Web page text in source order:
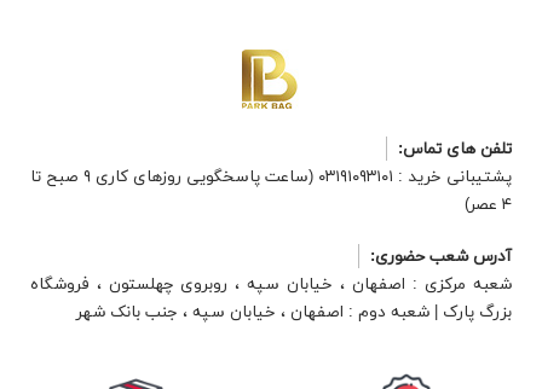
تلفن های تماس:
پشتیبانی خرید : ۰۳۱۹۱۰۹۳۱۰۱ (ساعت پاسخگویی روزهای کاری ۹ صبح تا
۴ عصر)
آدرس شعب حضوری:
شعبه مرکزی : اصفهان ، خیابان سپه ، روبروی چهلستون ، فروشگاه
بزرگ پارک | شعبه دوم : اصفهان ، خیابان سپه ، جنب بانک شهر